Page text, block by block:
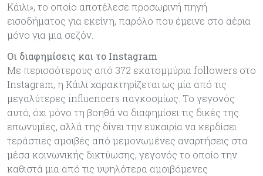
Κάιλι», το οποίο αποτέλεσε προσωρινή πηγή
εισοδήματος για εκείνη, παρόλο που έμεινε στο αέρια
μόνο για μια σεζόν.
Οι διαφημίσεις και το Instagram
Με περισσότερους από 372 εκατομμύρια followers στο
Instagram, η Κάιλι χαρακτηρίζεται ως μία από τις
μεγαλύτερες influencers παγκοσμίως. Το γεγονός
αυτό, όχι μόνο τη βοηθά να διαφημίσει τις δικές της
επωνυμίες, αλλά της δίνει την ευκαιρία να κερδίσει
τεράστιες αμοιβές από μεμονωμένες αναρτήσεις στα
μέσα κοινωνικής δικτύωσης, γεγονός το οποίο την
καθιστά μια από τις υψηλότερα αμοιβόμενες